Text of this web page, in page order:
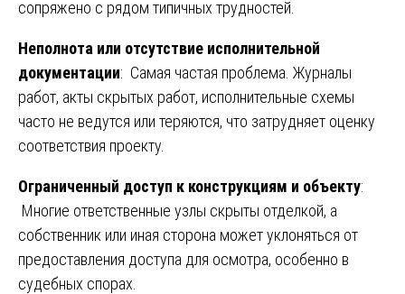
сопряжено с рядом типичных трудностей.
Неполнота или отсутствие исполнительной
документации: Самая частая проблема. Журналы
работ, акты скрытых работ, исполнительные схемы
часто не ведутся или теряются, что затрудняет оценку
соответствия проекту.
Ограниченный доступ к конструкциям и объекту:
Многие ответственные узлы скрыты отделкой, а
собственник или иная сторона может уклоняться от
предоставления доступа для осмотра, особенно в
судебных спорах.